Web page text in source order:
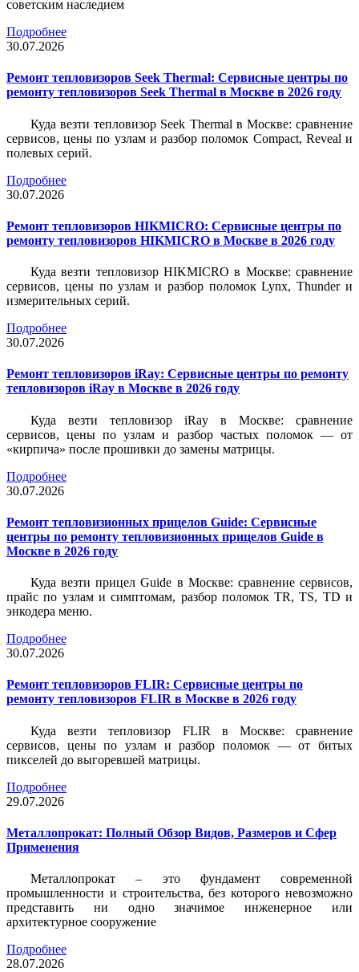
советским наследием
Подробнее
30.07.2026
Ремонт тепловизоров Seek Thermal: Сервисные центры по
ремонту тепловизоров Seek Thermal в Москве в 2026 году
Куда везти тепловизор Seek Thermal в Москве: сравнение
сервисов, цены по узлам и разбор поломок Compact, Reveal и
полевых серий.
Подробнее
30.07.2026
Ремонт тепловизоров HIKMICRO: Сервисные центры по
ремонту тепловизоров HIKMICRO в Москве в 2026 году
Куда везти тепловизор HIKMICRO в Москве: сравнение
сервисов, цены по узлам и разбор поломок Lynx, Thunder и
измерительных серий.
Подробнее
30.07.2026
Ремонт тепловизоров iRay: Сервисные центры по ремонту
тепловизоров iRay в Москве в 2026 году
Куда везти тепловизор iRay в Москве: сравнение
сервисов, цены по узлам и разбор частых поломок — от
«кирпича» после прошивки до замены матрицы.
Подробнее
30.07.2026
Ремонт тепловизионных прицелов Guide: Сервисные
центры по ремонту тепловизионных прицелов Guide в
Москве в 2026 году
Куда везти прицел Guide в Москве: сравнение сервисов,
прайс по узлам и симптомам, разбор поломок TR, TS, TD и
энкодера меню.
Подробнее
30.07.2026
Ремонт тепловизоров FLIR: Сервисные центры по
ремонту тепловизоров FLIR в Москве в 2026 году
Куда везти тепловизор FLIR в Москве: сравнение
сервисов, цены по узлам и разбор поломок — от битых
пикселей до выгоревшей матрицы.
Подробнее
29.07.2026
Металлопрокат: Полный Обзор Видов, Размеров и Сфер
Применения
Металлопрокат – это фундамент современной
промышленности и строительства, без которого невозможно
представить ни одно значимое инженерное или
архитектурное сооружение
Подробнее
28.07.2026